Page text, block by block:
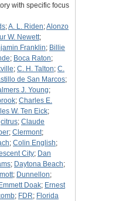
with specific focus
;A. L. Riden;Alonzo
W. Newett;
Franklin; Billie
; Boca Raton;
; C. H. Talton; C.
de San Marcos;
J. Young;
; Charles E.
W. Ten Eick;
citrus; Claude
; Clermont;
; Colin English;
City; Dan
; Daytona Beach;
; Dunnellon;
Emmett Doak; Ernest
; FDR; Florida